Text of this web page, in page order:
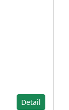
Detail